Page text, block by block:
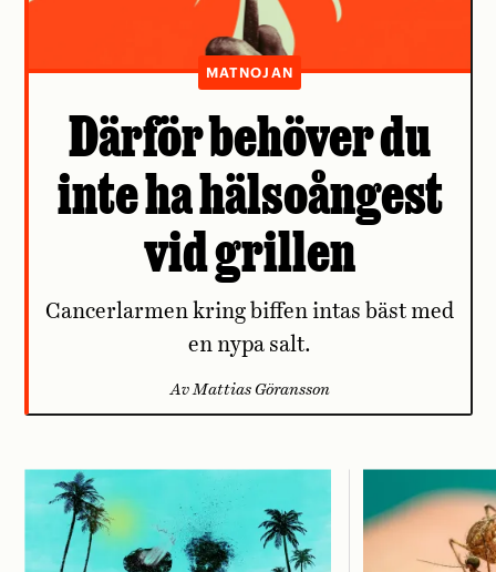
MATNOJAN
Därför behöver du
inte ha hälsoångest
vid grillen
Cancerlarmen kring biffen intas bäst med
en nypa salt.
Av Mattias Göransson